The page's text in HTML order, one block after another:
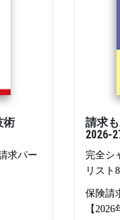
術
求パー
請求
2026-
完全シ
リスト
保険請
【